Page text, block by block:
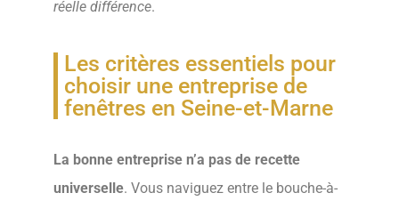
réelle différence.
Les critères essentiels pour
choisir une entreprise de
fenêtres en Seine-et-Marne
La bonne entreprise n’a pas de recette
universelle. Vous naviguez entre le bouche-à-